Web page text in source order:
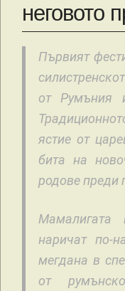
неговото
Първият
от Румъния
ястие от
бита на
родове преди
Мамалигата
наричат по-
мегдана в
от